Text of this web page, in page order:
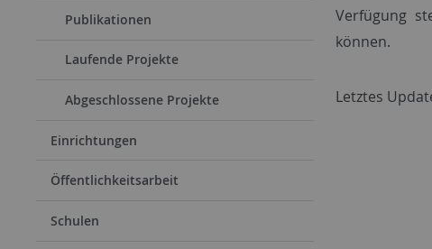
Publikationen
Laufende Projekte
Abgeschlossene Projekte
Einrichtungen
Öffentlichkeitsarbeit
Schulen
Verfügung
können.
Letztes